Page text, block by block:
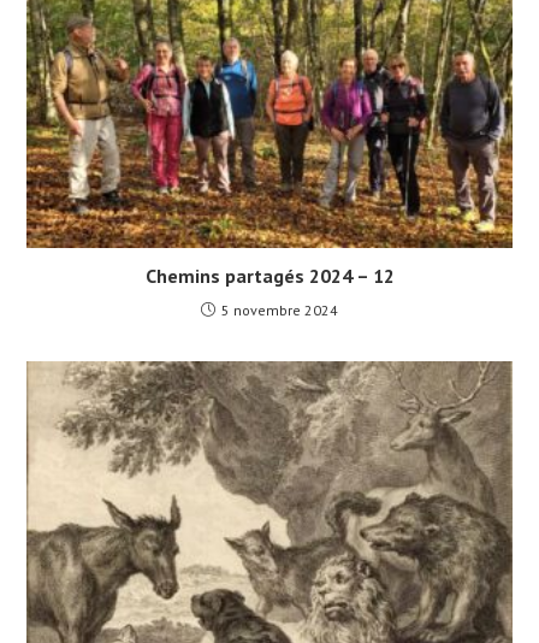
Chemins partagés 2024 – 12
5 novembre 2024